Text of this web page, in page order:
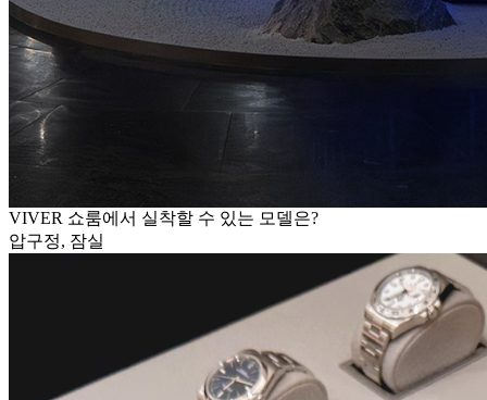
VIVER 쇼룸에서 실착할 수 있는 모델은?
압구정, 잠실